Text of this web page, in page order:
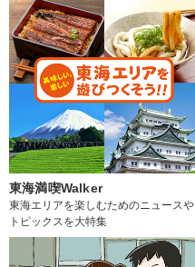
東海満喫Walker
東海エリアを楽しむためのニュースや
トピックスを大特集